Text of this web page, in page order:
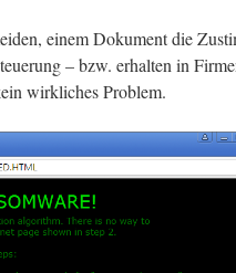
einem Dokument die
– bzw. erhalten in
wirkliches Problem.